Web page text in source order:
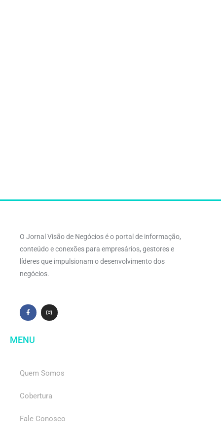
O Jornal Visão de Negócios é o portal de informação,
conteúdo e conexões para empresários, gestores e
líderes que impulsionam o desenvolvimento dos
negócios.
MENU
Quem Somos
Cobertura
Fale Conosco